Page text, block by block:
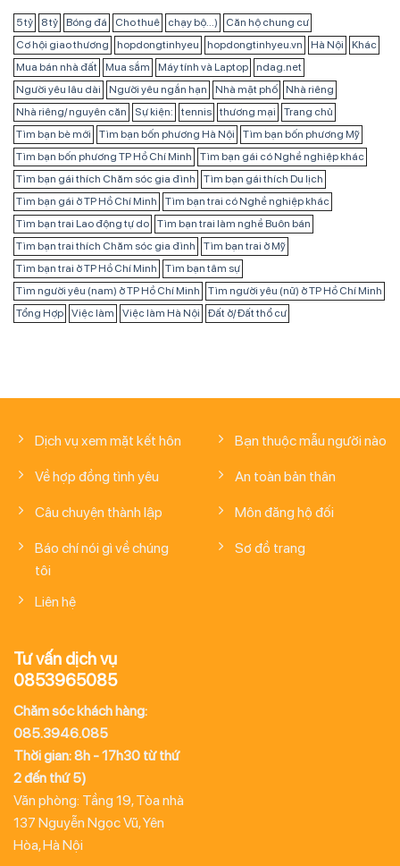
5 tỷ 8 tỷ Bóng đá Cho thuê chạy bộ...)
Căn hộ chung cư
Cơ hội giao thương
hopdongtinhyeu hopdongtinhyeu.vn Hà Nội
Khác
Mua bán nhà đất
Mua sắm Máy tính và Laptop
ndag.net
Người yêu lâu dài
Người yêu ngắn hạn Nhà mặt phố
Nhà riêng
Nhà riêng/ nguyên căn
Sự kiện: tennis thương mại
Trang chủ
Tìm bạn bè mới
Tìm bạn bốn phương Hà Nội
Tìm bạn bốn phương Mỹ
Tìm bạn bốn phương TP Hồ Chí Minh
Tìm bạn gái có Nghề nghiệp khác
Tìm bạn gái thích Chăm sóc gia đình
Tìm bạn gái thích Du lịch
Tìm bạn gái ở TP Hồ Chí Minh
Tìm bạn trai có Nghề nghiệp khác
Tìm bạn trai Lao động tự do
Tìm bạn trai làm nghề Buôn bán
Tìm bạn trai thích Chăm sóc gia đình
Tìm bạn trai ở Mỹ
Tìm bạn trai ở TP Hồ Chí Minh
Tìm bạn tâm sự
Tìm người yêu (nam) ở TP Hồ Chí Minh
Tìm người yêu (nữ) ở TP Hồ Chí Minh
Tổng Hợp
Việc làm Việc làm Hà Nội Đất ở/ Đất thổ cư
Dịch vụ xem mặt kết hôn
Về hợp đồng tình yêu
Câu chuyện thành lập
Báo chí nói gì về chúng
tôi
Liên hệ
Bạn thuộc mẫu người nào
An toàn bản thân
Môn đăng hộ đối
Sơ đồ trang
Tư vấn dịch vụ
0853965085
Chăm sóc khách hàng:
085.3946.085
Thời gian: 8h - 17h30 từ thứ
2 đến thứ 5)
Văn phòng: Tầng 19, Tòa nhà
137 Nguyễn Ngọc Vũ, Yên
Hòa, Hà Nội